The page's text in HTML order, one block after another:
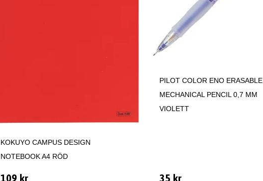
KOKUYO CAMPUS DESIGN
NOTEBOOK A4 RÖD
109 kr
PILOT COLOR ENO ERASABLE
MECHANICAL PENCIL 0,7 MM
VIOLETT
35 kr